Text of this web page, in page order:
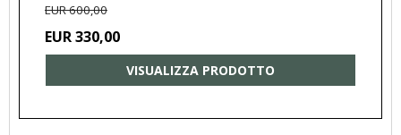
EUR 600,00
EUR 330,00
VISUALIZZA PRODOTTO